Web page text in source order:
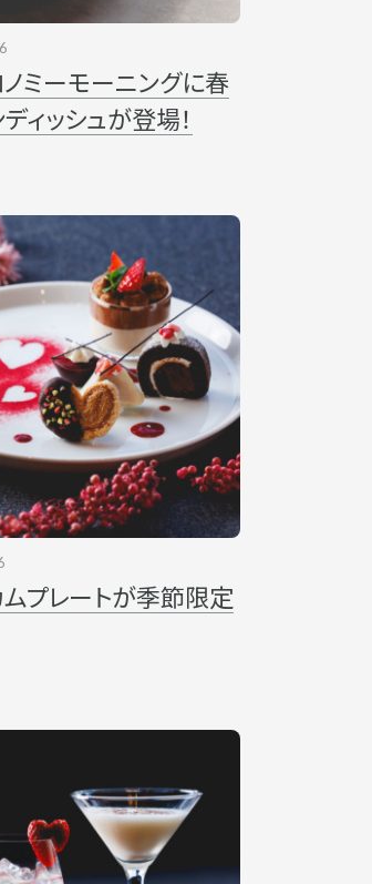
ノミーモーニングに春
ィッシュが登場！
ムプレートが季節限定